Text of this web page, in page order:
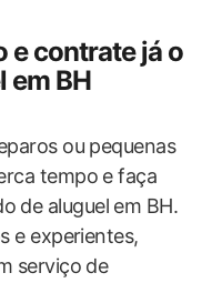
e contrate já o
em BH
ou pequenas
tempo e faça
de aluguel em BH.
e experientes,
serviço de